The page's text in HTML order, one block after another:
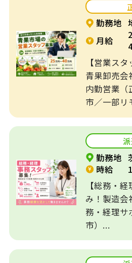
寮、社宅、住宅手
当あり
年間休日120日以
資格なしOK
経験不問
社会保険完備
勤務地
月給
【営業ス
青果卸売会
内勤営業（
市／一部リ
勤務地
時給
【総務・
み！製造会
務・経理サ
市）...